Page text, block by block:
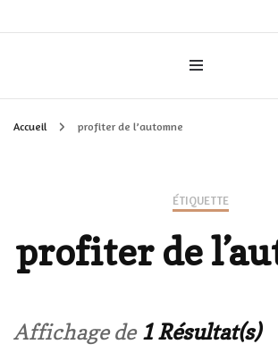
Accueil profiter de l’automne
ÉTIQUETTE
profiter de
Affichage de 1 Résultat(s)